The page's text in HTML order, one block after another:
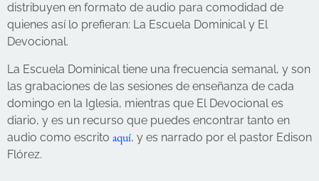
distribuyen en formato de audio para comodidad de
quienes así lo prefieran: La Escuela Dominical y El
Devocional.
La Escuela Dominical tiene una frecuencia semanal, y son
las grabaciones de las sesiones de enseñanza de cada
domingo en la Iglesia, mientras que El Devocional es
diario, y es un recurso que puedes encontrar tanto en
audio como escrito aquí, y es narrado por el pastor Edison
Flórez.